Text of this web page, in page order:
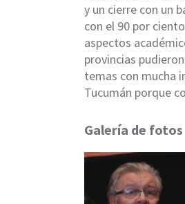
y un cierre con un
con el 90 por
aspectos
provincias
temas con mucha
Tucumán porque
Galería de fotos